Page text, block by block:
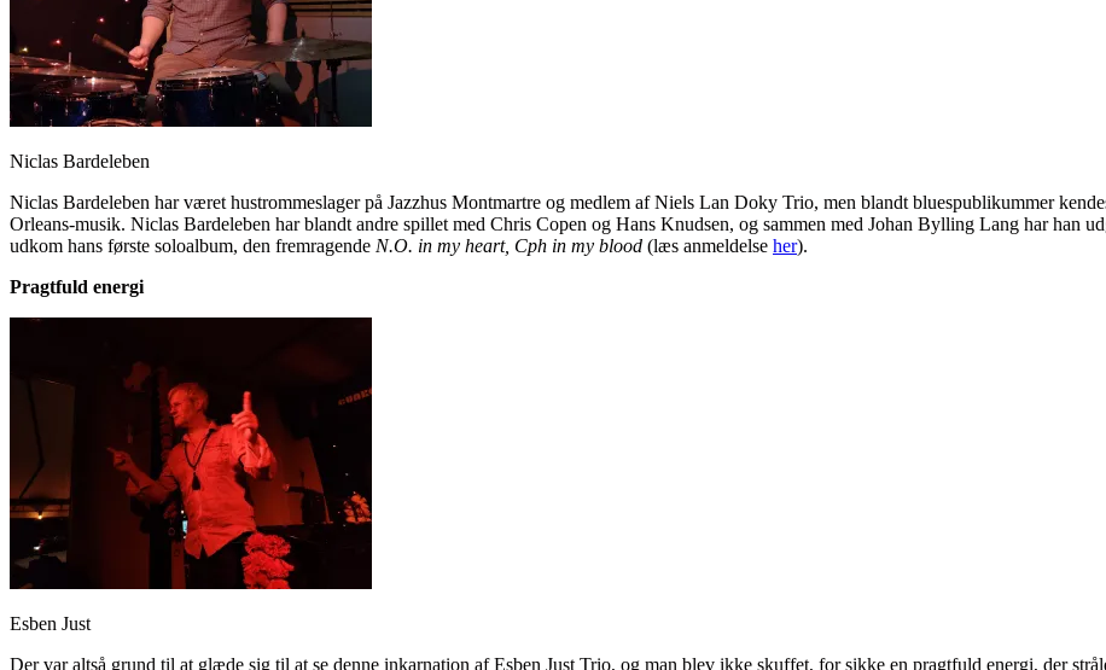
Niclas Bardeleben
Niclas Bardeleben har været hustrommeslager på Jazzhus Montmartre og medlem af Niels Lan Doky Trio, men blandt bluespublikummer
Orleans-musik. Niclas Bardeleben har blandt andre spillet med Chris Copen og Hans Knudsen, og sammen med Johan Bylling Lang har han
udkom hans første soloalbum, den fremragende N.O. in my heart, Cph in my blood (læs anmeldelse her).
Pragtfuld energi
Esben Just
Der var altså grund til at glæde sig til at se denne inkarnation af Esben Just Trio, og man blev ikke skuffet, for sikke en pragtfuld energi, der